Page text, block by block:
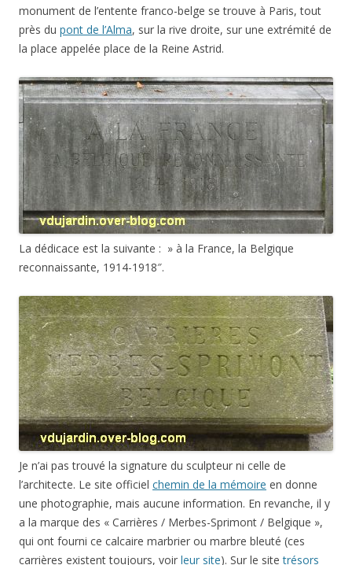
monument de l’entente franco-belge se trouve à Paris, tout
près du pont de l’Alma, sur la rive droite, sur une extrémité de
la place appelée place de la Reine Astrid.
La dédicace est la suivante : » à la France, la Belgique
reconnaissante, 1914-1918″.
Je n’ai pas trouvé la signature du sculpteur ni celle de
l’architecte. Le site officiel chemin de la mémoire en donne
une photographie, mais aucune information. En revanche, il y
a la marque des « Carrières / Merbes-Sprimont / Belgique »,
qui ont fourni ce calcaire marbrier ou marbre bleuté (ces
carrières existent toujours, voir leur site). Sur le sitetrésors